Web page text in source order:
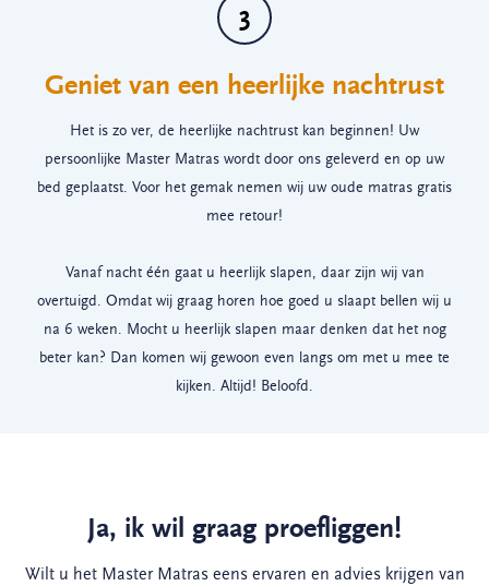
3
Geniet van een heerlijke nachtrust
Het is zo ver, de heerlijke nachtrust kan beginnen! Uw
persoonlijke Master Matras wordt door ons geleverd en op uw
bed geplaatst. Voor het gemak nemen wij uw oude matras gratis
mee retour!
Vanaf nacht één gaat u heerlijk slapen, daar zijn wij van
overtuigd. Omdat wij graag horen hoe goed u slaapt bellen wij u
na 6 weken. Mocht u heerlijk slapen maar denken dat het nog
beter kan? Dan komen wij gewoon even langs om met u mee te
kijken. Altijd! Beloofd.
Ja, ik wil graag proefliggen!
Wilt u het Master Matras eens ervaren en advies krijgen van